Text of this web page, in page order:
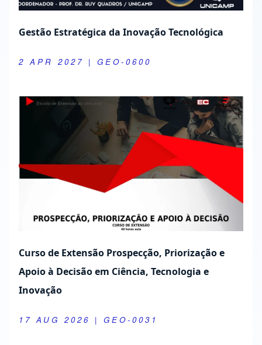
Apoio à Decisão em Ciência, Tecnologia e
17 AUG 2026 | GEO-0031
POLÍTICAS, PLANEJAMENTO E OPORTUNIDADES